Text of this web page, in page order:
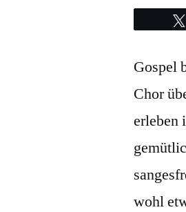
Gospel
Chor
erleben
wohl